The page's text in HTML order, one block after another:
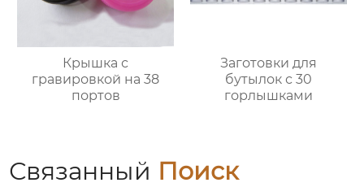
Крышка с
гравировкой на 38
портов
Заготовки для
бутылок с 30
горлышками
Связанный Поиск